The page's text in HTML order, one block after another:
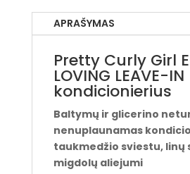
APRAŠYMAS
Pretty Curly Girl
LOVING LEAVE-IN
kondicionierius
Baltymų ir glicerino
nenuplaunamas
taukmedžio sviestu, linų
migdolų aliejumi